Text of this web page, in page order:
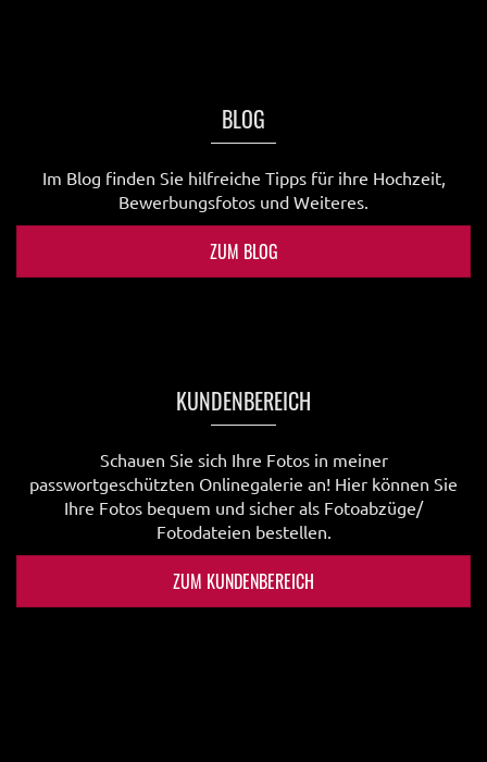
BLOG
Im Blog finden Sie hilfreiche Tipps für ihre Hochzeit,
Bewerbungsfotos und Weiteres.
ZUM BLOG
KUNDENBEREICH
Schauen Sie sich Ihre Fotos in meiner
passwortgeschützten Onlinegalerie an! Hier können Sie
Ihre Fotos bequem und sicher als Fotoabzüge/
Fotodateien bestellen.
ZUM KUNDENBEREICH